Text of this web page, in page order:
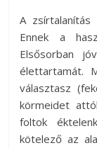
A
Ennek a
Elsősorban
élettartamát.
választasz
körmeidet
foltok
kötelező az